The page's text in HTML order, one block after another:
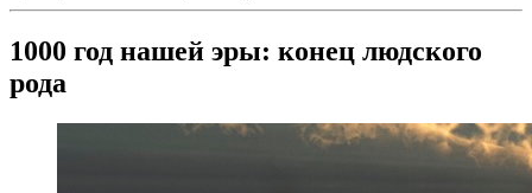
1000 год нашей эры: конец людского
рода